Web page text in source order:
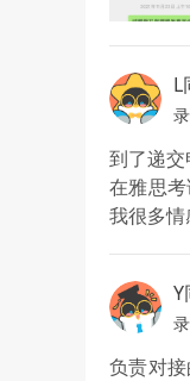
L
到了递
在雅思
我很多
Y
负责对